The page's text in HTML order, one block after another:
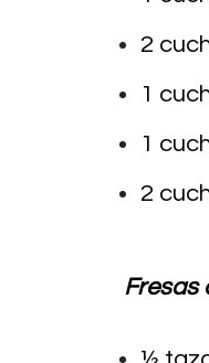
2
1
1
2
Fresas